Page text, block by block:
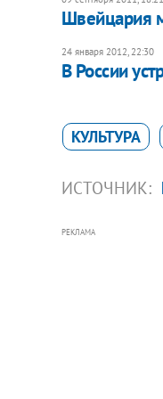
​Швейцария
24 января 2012, 22:30
В России
КУЛЬТУРА
ИСТОЧНИК:
РЕКЛАМА